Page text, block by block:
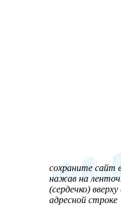
сохраните сайт
нажав на
(сердечко)
адресной строке